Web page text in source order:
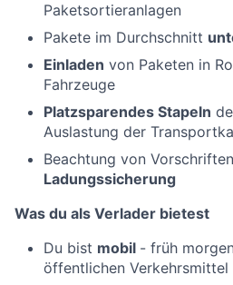
Paketsortieranlagen
Pakete im Durchschnitt
Einladen von Paketen in
Fahrzeuge
Platzsparendes Stapeln
Auslastung der
Beachtung von
Ladungssicherung
Was du als Verlader bietest
Du bist mobil - früh
öffentlichen Verkehrsmittel